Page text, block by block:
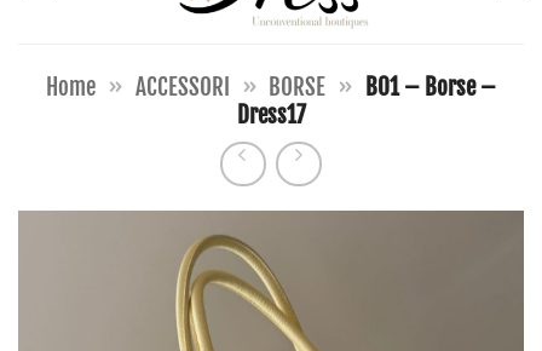
Home » ACCESSORI » BORSE »
B01 – Borse –
Dress17